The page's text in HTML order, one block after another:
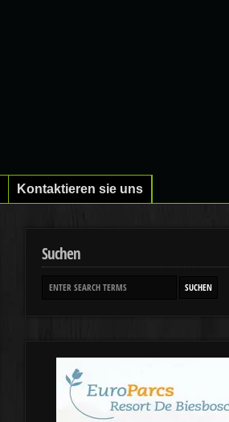
Kontaktieren sie uns
Suchen